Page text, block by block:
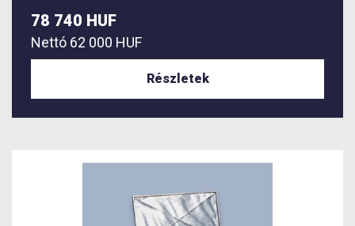
78 740 HUF
Nettó 62 000 HUF
Részletek